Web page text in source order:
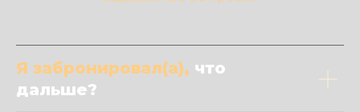
Я забронировал(а), что
дальше?